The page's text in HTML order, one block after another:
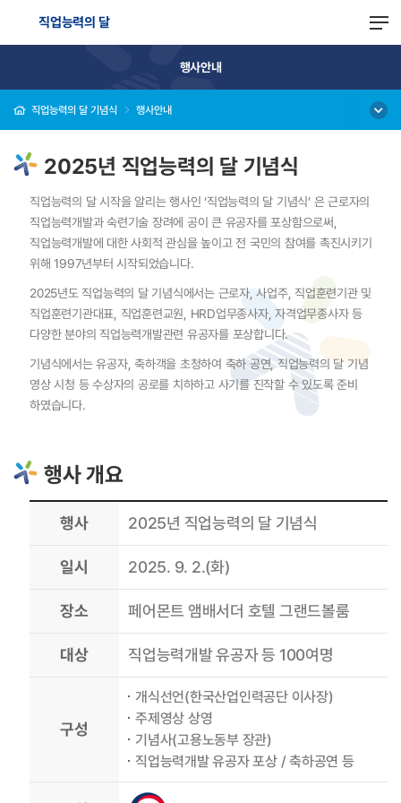
직업능력의 달
행사안내
직업능력의 달 기념식 행사안내
2025년 직업능력의 달 기념식
직업능력의 달 시작을 알리는 행사인 ‘직업능력의 달 기념식’ 은 근로자의
직업능력개발과 숙련기술 장려에 공이 큰 유공자를 포상함으로써,
직업능력개발에 대한 사회적 관심을 높이고 전 국민의 참여를 촉진시키기
위해 1997년부터 시작되었습니다.
2025년도 직업능력의 달 기념식에서는 근로자, 사업주, 직업훈련기관 및
직업훈련기관대표, 직업훈련교원, HRD업무종사자, 자격업무종사자 등
다양한 분야의 직업능력개발관련 유공자를 포상합니다.
기념식에서는 유공자, 축하객을 초청하여 축하 공연, 직업능력의 달 기념
영상 시청 등 수상자의 공로를 치하하고 사기를 진작할 수 있도록 준비
하였습니다.
행사 개요
행사 2025년 직업능력의 달 기념식
일시 2025. 9. 2.(화)
장소 페어몬트 앰배서더 호텔 그랜드볼룸
대상 직업능력개발 유공자 등 100여명
구성
개식선언(한국산업인력공단 이사장)
주제영상 상영
기념사(고용노동부 장관)
직업능력개발 유공자 포상 / 축하공연 등